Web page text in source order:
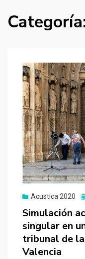
Acustica 2020
Simulación
singular en
tribunal de
Valencia